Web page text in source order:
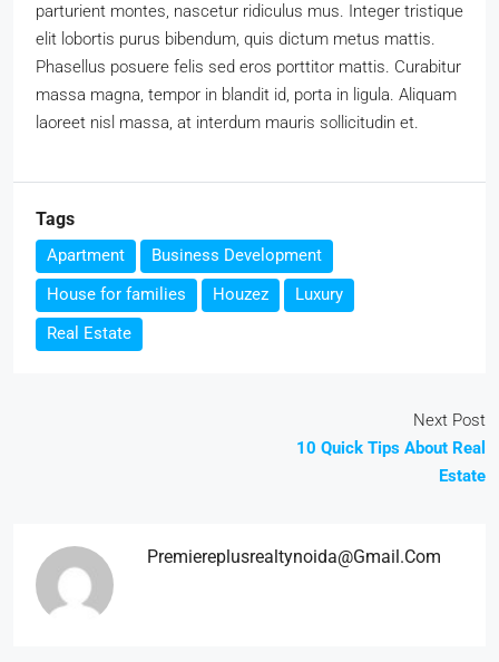
parturient montes, nascetur ridiculus mus. Integer tristique
elit lobortis purus bibendum, quis dictum metus mattis.
Phasellus posuere felis sed eros porttitor mattis. Curabitur
massa magna, tempor in blandit id, porta in ligula. Aliquam
laoreet nisl massa, at interdum mauris sollicitudin et.
Tags
Apartment
Business Development
House for families
Houzez
Luxury
Real Estate
Next Post
10 Quick Tips About Real
Estate
Premiereplusrealtynoida@gmail.com